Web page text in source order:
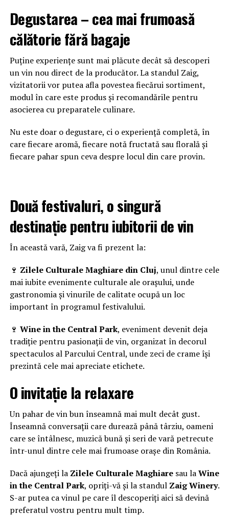
Degustarea – cea mai frumoasă
călătorie fără bagaje
Puține experiențe sunt mai plăcute decât să descoperi
un vin nou direct de la producător. La standul Zaig,
vizitatorii vor putea afla povestea fiecărui sortiment,
modul în care este produs și recomandările pentru
asocierea cu preparatele culinare.
Nu este doar o degustare, ci o experiență completă, în
care fiecare aromă, fiecare notă fructată sau florală și
fiecare pahar spun ceva despre locul din care provin.
Două festivaluri, o singură
destinație pentru iubitorii de vin
În această vară, Zaig va fi prezent la:
🍷 Zilele Culturale Maghiare din Cluj, unul dintre cele
mai iubite evenimente culturale ale orașului, unde
gastronomia și vinurile de calitate ocupă un loc
important în programul festivalului.
🍷 Wine in the Central Park, eveniment devenit deja
tradiție pentru pasionații de vin, organizat în decorul
spectaculos al Parcului Central, unde zeci de crame își
prezintă cele mai apreciate etichete.
O invitație la relaxare
Un pahar de vin bun înseamnă mai mult decât gust.
Înseamnă conversații care durează până târziu, oameni
care se întâlnesc, muzică bună și seri de vară petrecute
într-unul dintre cele mai frumoase orașe din România.
Dacă ajungeți la Zilele Culturale Maghiaresau laWine
in the Central Park, opriți-vă și la standul Zaig Winery.
S-ar putea ca vinul pe care îl descoperiți aici să devină
preferatul vostru pentru mult timp.